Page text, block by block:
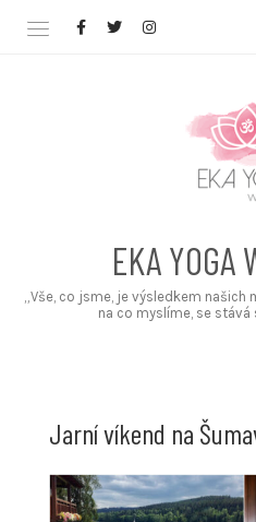
EKA YOGA
„Vše, co jsme, je výsledkem našich
na co myslíme, se stává
Jarní víkend na